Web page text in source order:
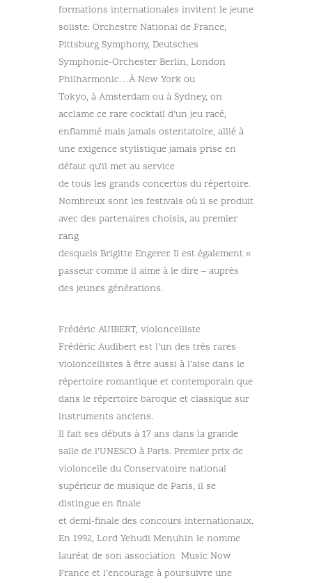
formations internationales invitent le jeune
soliste: Orchestre National de France,
Pittsburg Symphony, Deutsches
Symphonie-Orchester Berlin, London
Philharmonic…À New York ou
Tokyo, à Amsterdam ou à Sydney, on
acclame ce rare cocktail d’un jeu racé,
enflammé mais jamais ostentatoire, allié à
une exigence stylistique jamais prise en
défaut qu’il met au service
de tous les grands concertos du répertoire.
Nombreux sont les festivals où il se produit
avec des partenaires choisis, au premier
rang
desquels Brigitte Engerer. Il est également «
passeur comme il aime à le dire – auprès
des jeunes générations.
Frédéric AUIBERT, violoncelliste
Frédéric Audibert est l’un des très rares
violoncellistes à être aussi à l’aise dans le
répertoire romantique et contemporain que
dans le répertoire baroque et classique sur
instruments anciens.
Il fait ses débuts à 17 ans dans la grande
salle de l’UNESCO à Paris. Premier prix de
violoncelle du Conservatoire national
supérieur de musique de Paris, il se
distingue en finale
et demi-finale des concours internationaux.
En 1992, Lord Yehudi Menuhin le nomme
lauréat de son association Music Now
France et l’encourage à poursuivre une